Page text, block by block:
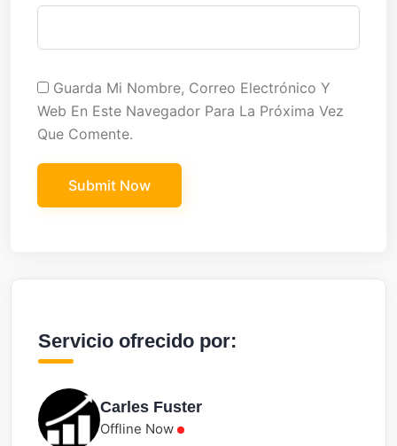
Guarda Mi Nombre, Correo Electrónico Y
Web En Este Navegador Para La Próxima Vez
Que Comente.
Servicio ofrecido por:
Carles Fuster
Offline Now